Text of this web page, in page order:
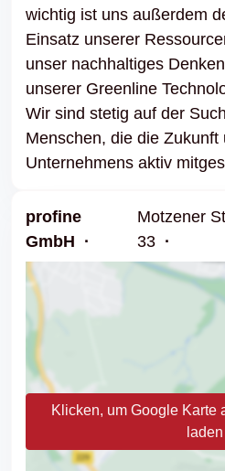
wichtig ist uns außerdem
Einsatz unserer
unser nachhaltiges
unserer Greenline
Wir sind stetig auf der
Menschen, die die Zukunft
Unternehmens aktiv
profine
GmbH
Motzener
33
Klicken, um Google Karte
laden